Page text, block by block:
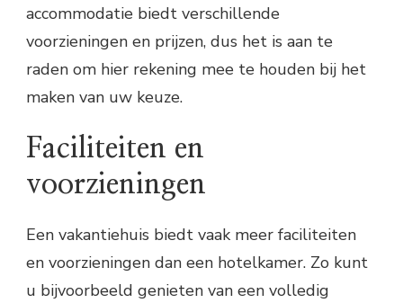
accommodatie biedt verschillende
voorzieningen en prijzen, dus het is aan te
raden om hier rekening mee te houden bij het
maken van uw keuze.
Faciliteiten en
voorzieningen
Een vakantiehuis biedt vaak meer faciliteiten
en voorzieningen dan een hotelkamer. Zo kunt
u bijvoorbeeld genieten van een volledig